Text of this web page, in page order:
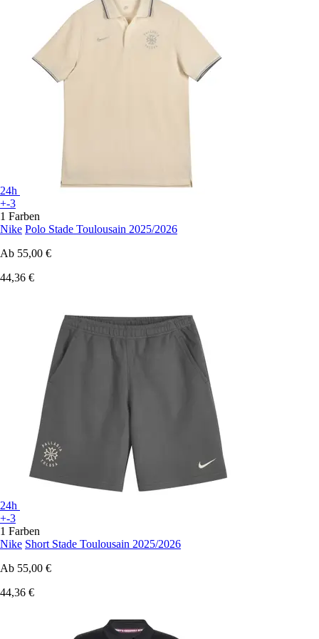
24h
+-3
1 Farben
Nike Polo Stade Toulousain 2025/2026
Ab 55,00 €
44,36 €
24h
+-3
1 Farben
Nike Short Stade Toulousain 2025/2026
Ab 55,00 €
44,36 €